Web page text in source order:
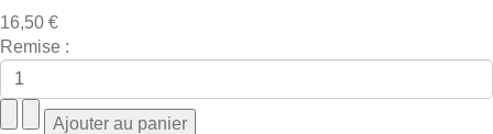
16,50 €
Remise :